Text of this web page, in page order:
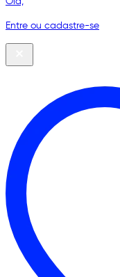
Entre ou cadastre-se